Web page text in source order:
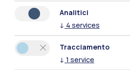
Milano Leonardo
Milano Bovisa
Cremona
Analitici
↓ 4 services
Tracciamento
↓ 1 service